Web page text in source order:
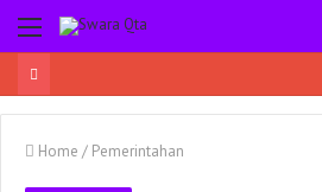
Menu
Home / Pemerintahan